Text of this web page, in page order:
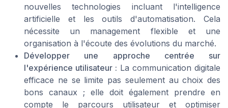
nouvelles technologies incluant l'intelligence
artificielle et les outils d'automatisation. Cela
nécessite un management flexible et une
organisation à l'écoute des évolutions du marché.
Développer une approche centrée sur
l'expérience utilisateur : La communication digitale
efficace ne se limite pas seulement au choix des
bons canaux ; elle doit également prendre en
compte le parcours utilisateur et optimiser